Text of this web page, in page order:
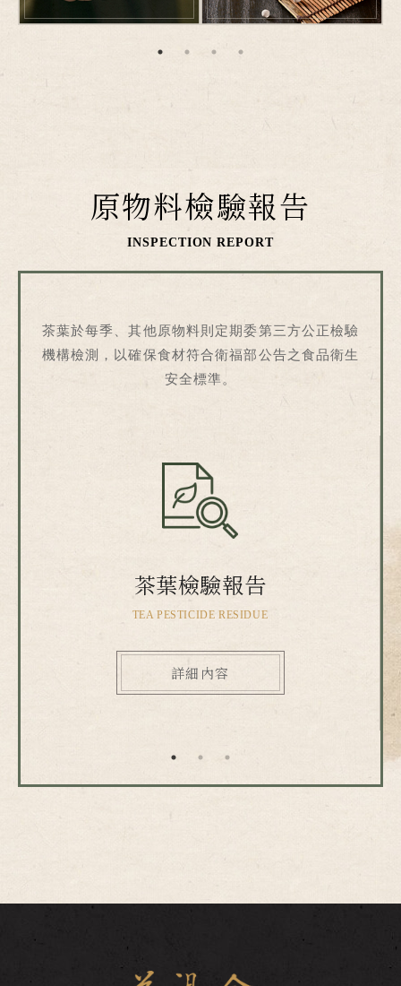
原物料檢驗報告
INSPECTION REPORT
茶葉於每季、其他原物料則定期委第三方公正檢驗
機構檢測，以確保食材符合衛福部公告之食品衛生
安全標準。
茶葉檢驗報告
TEA PESTICIDE RESIDUE
詳細內容